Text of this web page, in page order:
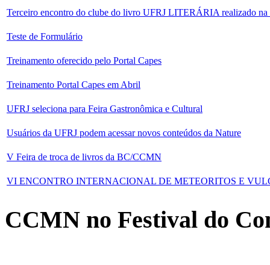
Terceiro encontro do clube do livro UFRJ LITERÁRIA realizado
Teste de Formulário
Treinamento oferecido pelo Portal Capes
Treinamento Portal Capes em Abril
UFRJ seleciona para Feira Gastronômica e Cultural
Usuários da UFRJ podem acessar novos conteúdos da Nature
V Feira de troca de livros da BC/CCMN
VI ENCONTRO INTERNACIONAL DE METEORITOS E
CCMN no Festival do